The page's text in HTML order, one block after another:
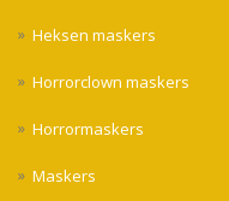
Heksen maskers
Horrorclown maskers
Horrormaskers
Maskers